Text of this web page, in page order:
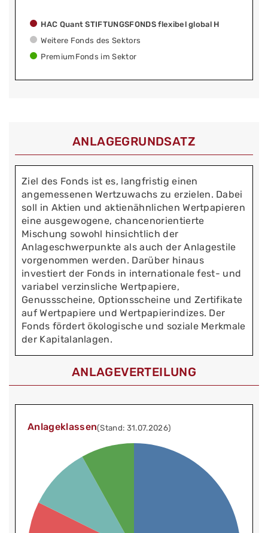
HAC Quant STIFTUNGSFONDS flexibel global H
Weitere Fonds des Sektors
PremiumFonds im Sektor
ANLAGEGRUNDSATZ
Ziel des Fonds ist es, langfristig einen
angemessenen Wertzuwachs zu erzielen. Dabei
soll in Aktien und aktienähnlichen Wertpapieren
eine ausgewogene, chancenorientierte
Mischung sowohl hinsichtlich der
Anlageschwerpunkte als auch der Anlagestile
vorgenommen werden. Darüber hinaus
investiert der Fonds in internationale fest- und
variabel verzinsliche Wertpapiere,
Genussscheine, Optionsscheine und Zertifikate
auf Wertpapiere und Wertpapierindizes. Der
Fonds fördert ökologische und soziale Merkmale
der Kapitalanlagen.
ANLAGEVERTEILUNG
Anlageklassen(Stand: 31.07.2026)